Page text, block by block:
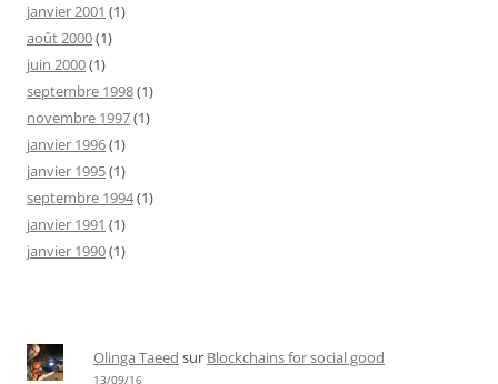
janvier 2001 (1)
août 2000(1)
juin 2000(1)
septembre 1998(1)
novembre 1997(1)
janvier 1996(1)
janvier 1995(1)
septembre 1994(1)
janvier 1991 (1)
janvier 1990(1)
Olinga Taeed sur Blockchains for social good
13/09/16